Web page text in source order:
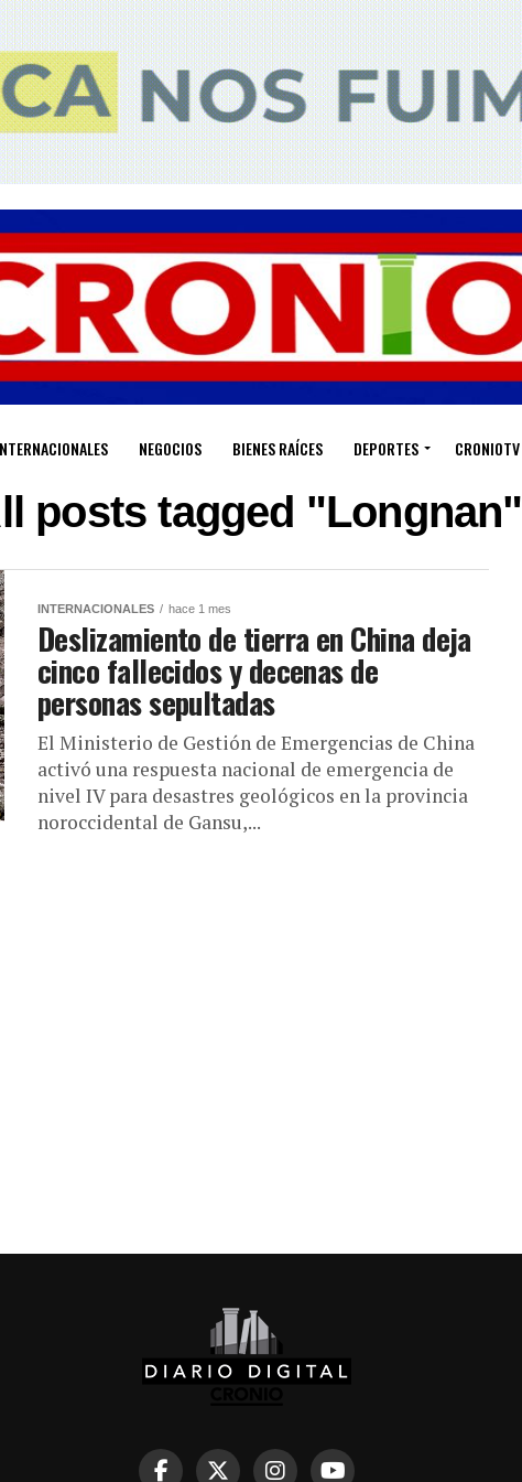
NEGOCIOS BIENES RAÍCES DEPORTES CRONIOTV
posts tagged "Longnan"
INTERNACIONALES hace 1 mes
Deslizamiento de tierra en China deja
cinco fallecidos y decenas de
personas sepultadas
El Ministerio de Gestión de Emergencias de China
activó una respuesta nacional de emergencia de
nivel IV para desastres geológicos en la provincia
noroccidental de Gansu,...